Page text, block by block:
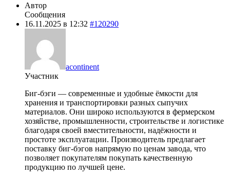
Автор
Сообщения
16.11.2025 в 12:32 #120290
acontinent
Участник
Биг-бэги — современные и удобные ёмкости для
хранения и транспортировки разных сыпучих
материалов. Они широко используются в фермерском
хозяйстве, промышленности, строительстве и логистике
благодаря своей вместительности, надёжности и
простоте эксплуатации. Производитель предлагает
поставку биг-бэгов напрямую по ценам завода, что
позволяет покупателям покупать качественную
продукцию по лучшей цене.